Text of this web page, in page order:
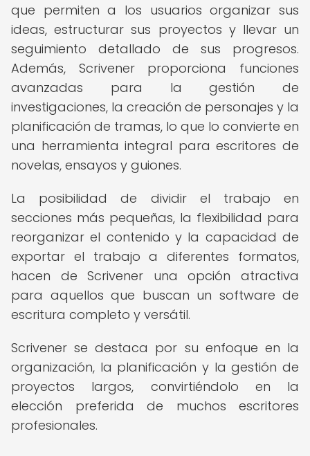
que permiten a los usuarios organizar sus
ideas, estructurar sus proyectos y llevar un
seguimiento detallado de sus progresos.
Además, Scrivener proporciona funciones
avanzadas para la gestión de
investigaciones, la creación de personajes y la
planificación de tramas, lo que lo convierte en
una herramienta integral para escritores de
novelas, ensayos y guiones.
La posibilidad de dividir el trabajo en
secciones más pequeñas, la flexibilidad para
reorganizar el contenido y la capacidad de
exportar el trabajo a diferentes formatos,
hacen de Scrivener una opción atractiva
para aquellos que buscan un software de
escritura completo y versátil.
Scrivener se destaca por su enfoque en la
organización, la planificación y la gestión de
proyectos largos, convirtiéndolo en la
elección preferida de muchos escritores
profesionales.